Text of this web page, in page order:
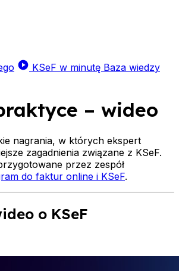
KSeF w minutę Baza wiedzy
– wideo
nagrania, w których ekspert
zagadnienia związane z KSeF.
przez zespół
do faktur online i KSeF.
o KSeF